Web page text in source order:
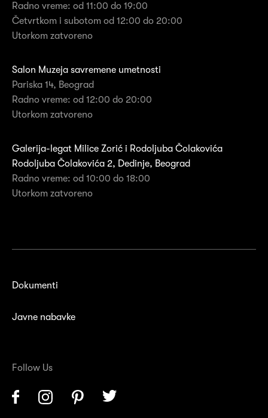
Radno vreme: od 11:00 do 19:00
Četvrtkom i subotom od 12:00 do 20:00
Utorkom zatvoreno
Salon Muzeja savremene umetnosti
Pariska 14, Beograd
Radno vreme: od 12:00 do 20:00
Utorkom zatvoreno
Galerija-legat Milice Zorić i Rodoljuba Čolakovića
Rodoljuba Čolakovića 2, Dedinje, Beograd
Radno vreme: od 10:00 do 18:00
Utorkom zatvoreno
Dokumenti
Javne nabavke
Follow Us
Facebook InstagramPinterest